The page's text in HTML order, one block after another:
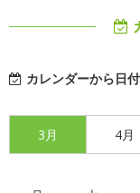
カレンダーから日
3月 4月